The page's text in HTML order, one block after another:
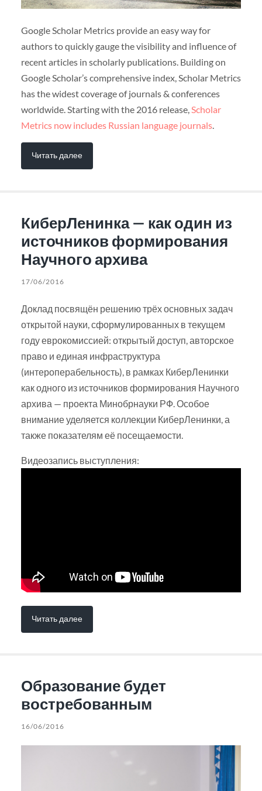
Google Scholar Metrics provide an easy way for
authors to quickly gauge the visibility and influence of
recent articles in scholarly publications. Building on
Google Scholar’s comprehensive index, Scholar Metrics
has the widest coverage of journals & conferences
worldwide. Starting with the 2016 release, Scholar
Metrics now includes Russian language journals.
Читать далее
КиберЛенинка — как один из
источников формирования
Научного архива
17/06/2016
Доклад посвящён решению трёх основных задач
открытой науки, сформулированных в текущем
году еврокомиссией: открытый доступ, авторское
право и единая инфраструктура
(интероперабельность), в рамках КиберЛенинки
как одного из источников формирования Научного
архива — проекта Минобрнауки РФ. Особое
внимание уделяется коллекции КиберЛенинки, а
также показателям её посещаемости.
Видеозапись выступления:
Читать далее
Образование будет
востребованным
16/06/2016